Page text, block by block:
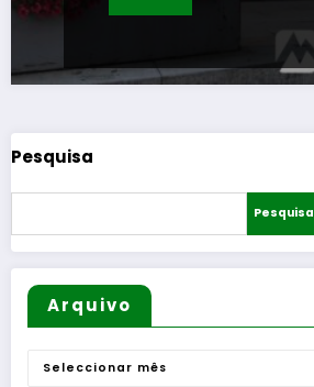
Pesquisa
Arquivo
Arquivo